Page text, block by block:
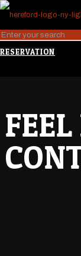
RESERVATION